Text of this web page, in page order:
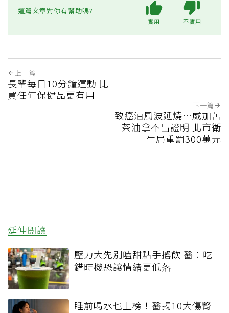
這篇文章對你有幫助嗎?
實用 不實用
上一篇
長輩每日10分鐘運動 比
買任何保健品更有用
下一篇
致癌油風波延燒…威加苦
茶油拿不出證明 北市衛
生局重罰300萬元
延伸閱讀
壓力大先別嗑甜點手搖飲 醫：吃
錯時機恐讓情緒更低落
睡前喝水也上榜！醫揭10大傷腎